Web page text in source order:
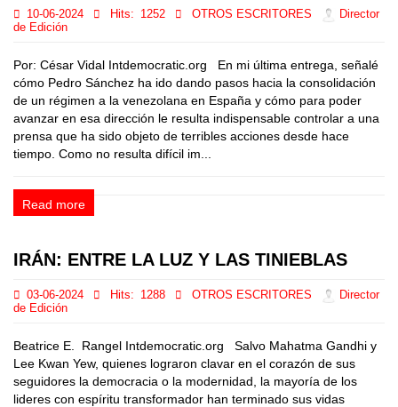
10-06-2024 Hits: 1252 OTROS ESCRITORES
Director
de Edición
Por: César Vidal Intdemocratic.org En mi última entrega, señalé
cómo Pedro Sánchez ha ido dando pasos hacia la consolidación
de un régimen a la venezolana en España y cómo para poder
avanzar en esa dirección le resulta indispensable controlar a una
prensa que ha sido objeto de terribles acciones desde hace
tiempo. Como no resulta difícil im...
Read more
IRÁN: ENTRE LA LUZ Y LAS TINIEBLAS
03-06-2024 Hits: 1288 OTROS ESCRITORES
Director
de Edición
Beatrice E. Rangel Intdemocratic.org Salvo Mahatma Gandhi y
Lee Kwan Yew, quienes lograron clavar en el corazón de sus
seguidores la democracia o la modernidad, la mayoría de los
lideres con espíritu transformador han terminado sus vidas